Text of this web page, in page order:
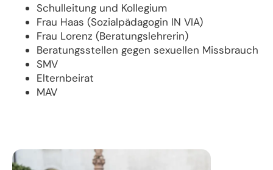
Schulleitung und Kollegium
Frau Haas (Sozialpädagogin IN VIA)
Frau Lorenz (Beratungslehrerin)
Beratungsstellen gegen sexuellen Missbrauch
SMV
Elternbeirat
MAV